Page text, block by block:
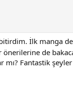
İlk manga
önerilerine de
mı? Fantastik